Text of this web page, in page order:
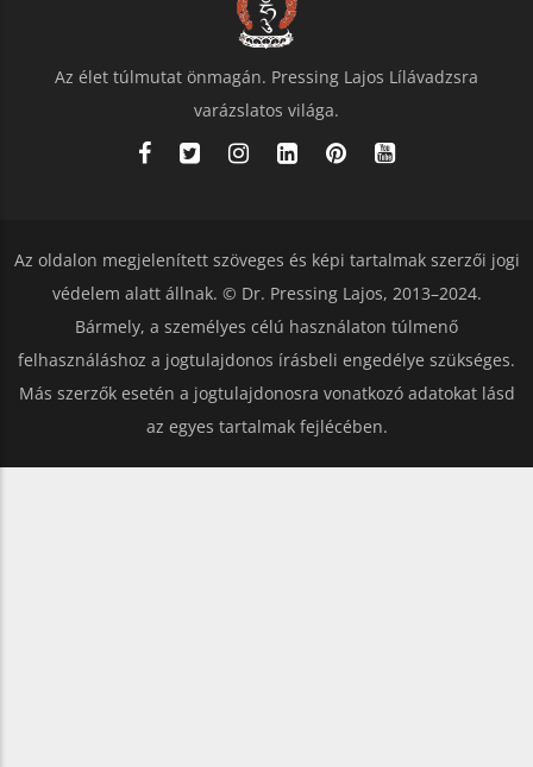
Az élet túlmutat önmagán. Pressing Lajos Lílávadzsra
varázslatos világa.
Az oldalon megjelenített szöveges és képi tartalmak szerzői jogi
védelem alatt állnak. © Dr. Pressing Lajos, 2013–2024.
Bármely, a személyes célú használaton túlmenő
felhasználáshoz a jogtulajdonos írásbeli engedélye szükséges.
Más szerzők esetén a jogtulajdonosra vonatkozó adatokat lásd
az egyes tartalmak fejlécében.